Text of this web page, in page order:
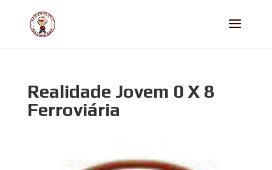
Realidade Jovem 0 X 8
Ferroviária